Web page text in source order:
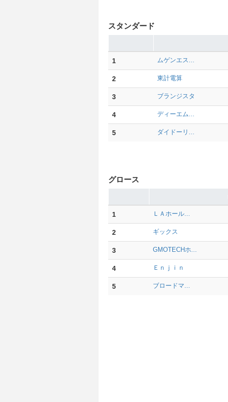
スタンダード
1 ムゲンエス...
2 東計電算
3 ブランジスタ
4 ディーエム...
5 ダイドーリ...
グロース
1 ＬＡホール...
2 ギックス
3 GMOTECHホ...
4 Ｅｎｊｉｎ
5 ブロードマ...